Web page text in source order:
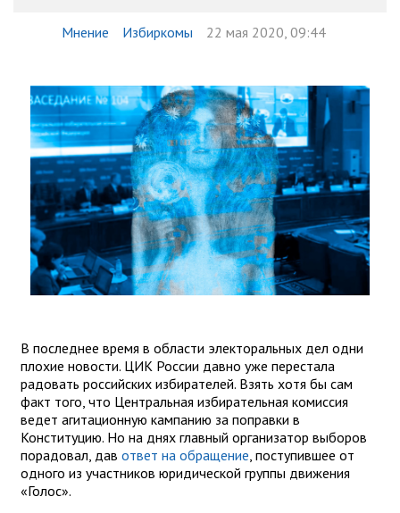
Мнение Избиркомы 22 мая 2020, 09:44
В последнее время в области электоральных дел одни
плохие новости. ЦИК России давно уже перестала
радовать российских избирателей. Взять хотя бы сам
факт того, что Центральная избирательная комиссия
ведет агитационную кампанию за поправки в
Конституцию. Но на днях главный организатор выборов
порадовал, дав ответ на обращение, поступившее от
одного из участников юридической группы движения
«Голос».